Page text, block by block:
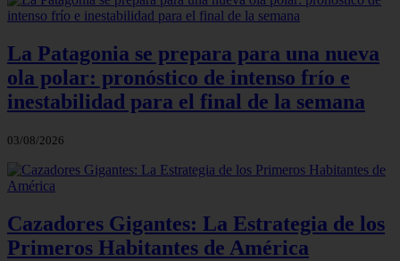
La Patagonia se prepara para una nueva
ola polar: pronóstico de intenso frío e
inestabilidad para el final de la semana
03/08/2026
Cazadores Gigantes: La Estrategia de los
Primeros Habitantes de América